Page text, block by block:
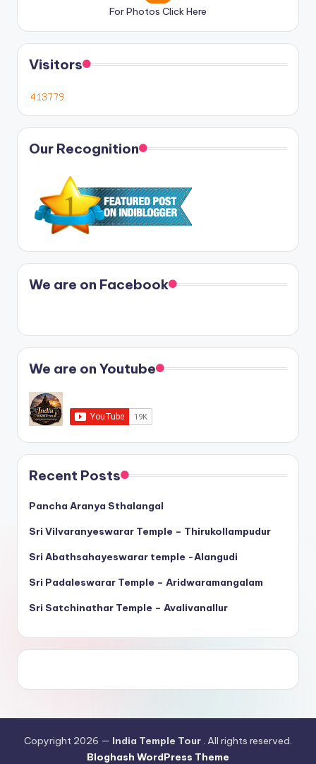
For Photos Click Here
Visitors
Our Recognition
We are on Facebook
We are on Youtube
Recent Posts
Pancha Aranya Sthalangal
Sri Vilvaranyeswarar Temple – Thirukollampudur
Sri Abathsahayeswarar temple -Alangudi
Sri Padaleswarar Temple – Aridwaramangalam
Sri Satchinathar Temple – Avalivanallur
Copyright 2026 — India Temple Tour . All rights reserved.
Bloghash WordPress Theme